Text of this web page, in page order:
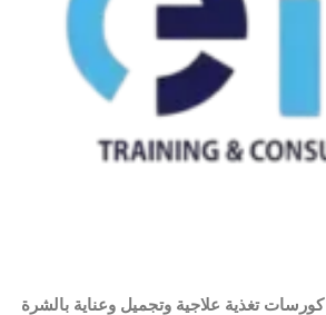
تغذية علاجية وتجميل وعناية بالشرة